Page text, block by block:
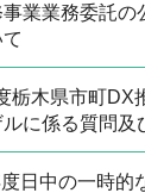
業業務委託の
栃木県市町DX
に係る質問及
日中の一時的